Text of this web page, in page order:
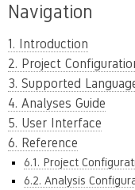
Navigation
1. Introduction
2. Project
3. Supported
4. Analyses Guide
5. User Interface
6. Reference
6.1. Project
6.2. Analysis